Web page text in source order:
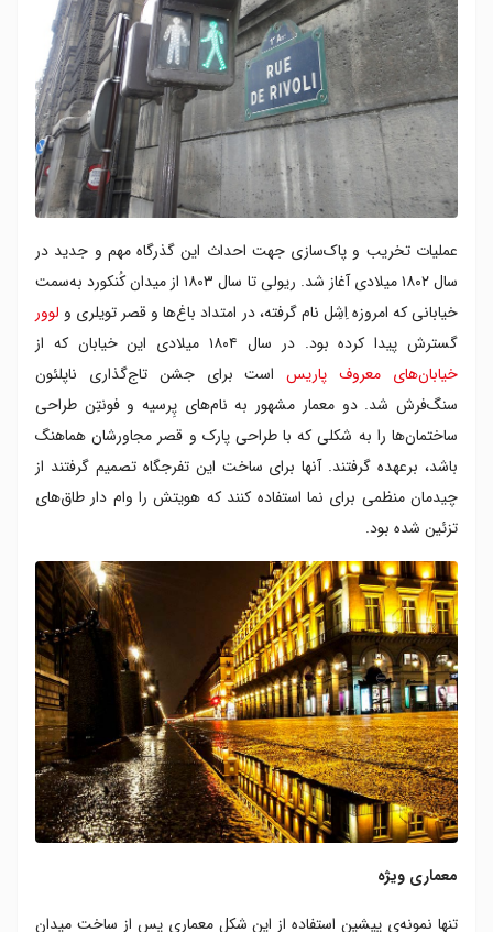
عملیات تخریب و پاک‌سازی جهت احداث این گذرگاه مهم و جدید در
سال ۱۸۰۲ میلادی آغاز شد. ریولی تا سال ۱۸۰۳ از میدان کُنکورد به‌سمت
خیابانی که امروزه اِشِل نام گرفته، در امتداد باغ‌ها و قصر تویلری و لوور
گسترش پیدا کرده بود. در سال ۱۸۰۴ میلادی این خیابان که از
خیابان‌های معروف پاریساست برای جشن‌ تاج‌گذاری ناپلئون
سنگ‌فرش شد. دو معمار مشهور به نام‌های پِرسیه و فونتِن طراحی
ساختمان‌ها را به شکلی که با طراحی پارک و قصر مجاورشان هماهنگ
باشد، برعهده گرفتند. آنها برای ساخت این تفرجگاه تصمیم گرفتند از
چیدمان منظمی برای نما استفاده کنند که هویتش را وام دار طاق‌های
تزئین شده بود.
معماری ویژه
تنها نمونه‌ی پیشین استفاده از این شکل معماری پس از ساخت میدان